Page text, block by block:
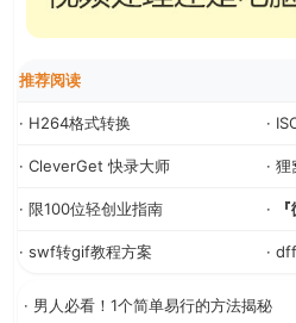
推荐阅读
· H264格式转换 ·
· CleverGet 快录大师 ·
· 限100位轻创业指南 ·
· swf转gif教程方案 ·
· 男人必看！1个简单易行的方法揭秘